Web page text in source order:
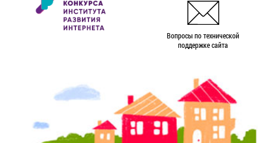
Вопросы по технической
поддержке сайта